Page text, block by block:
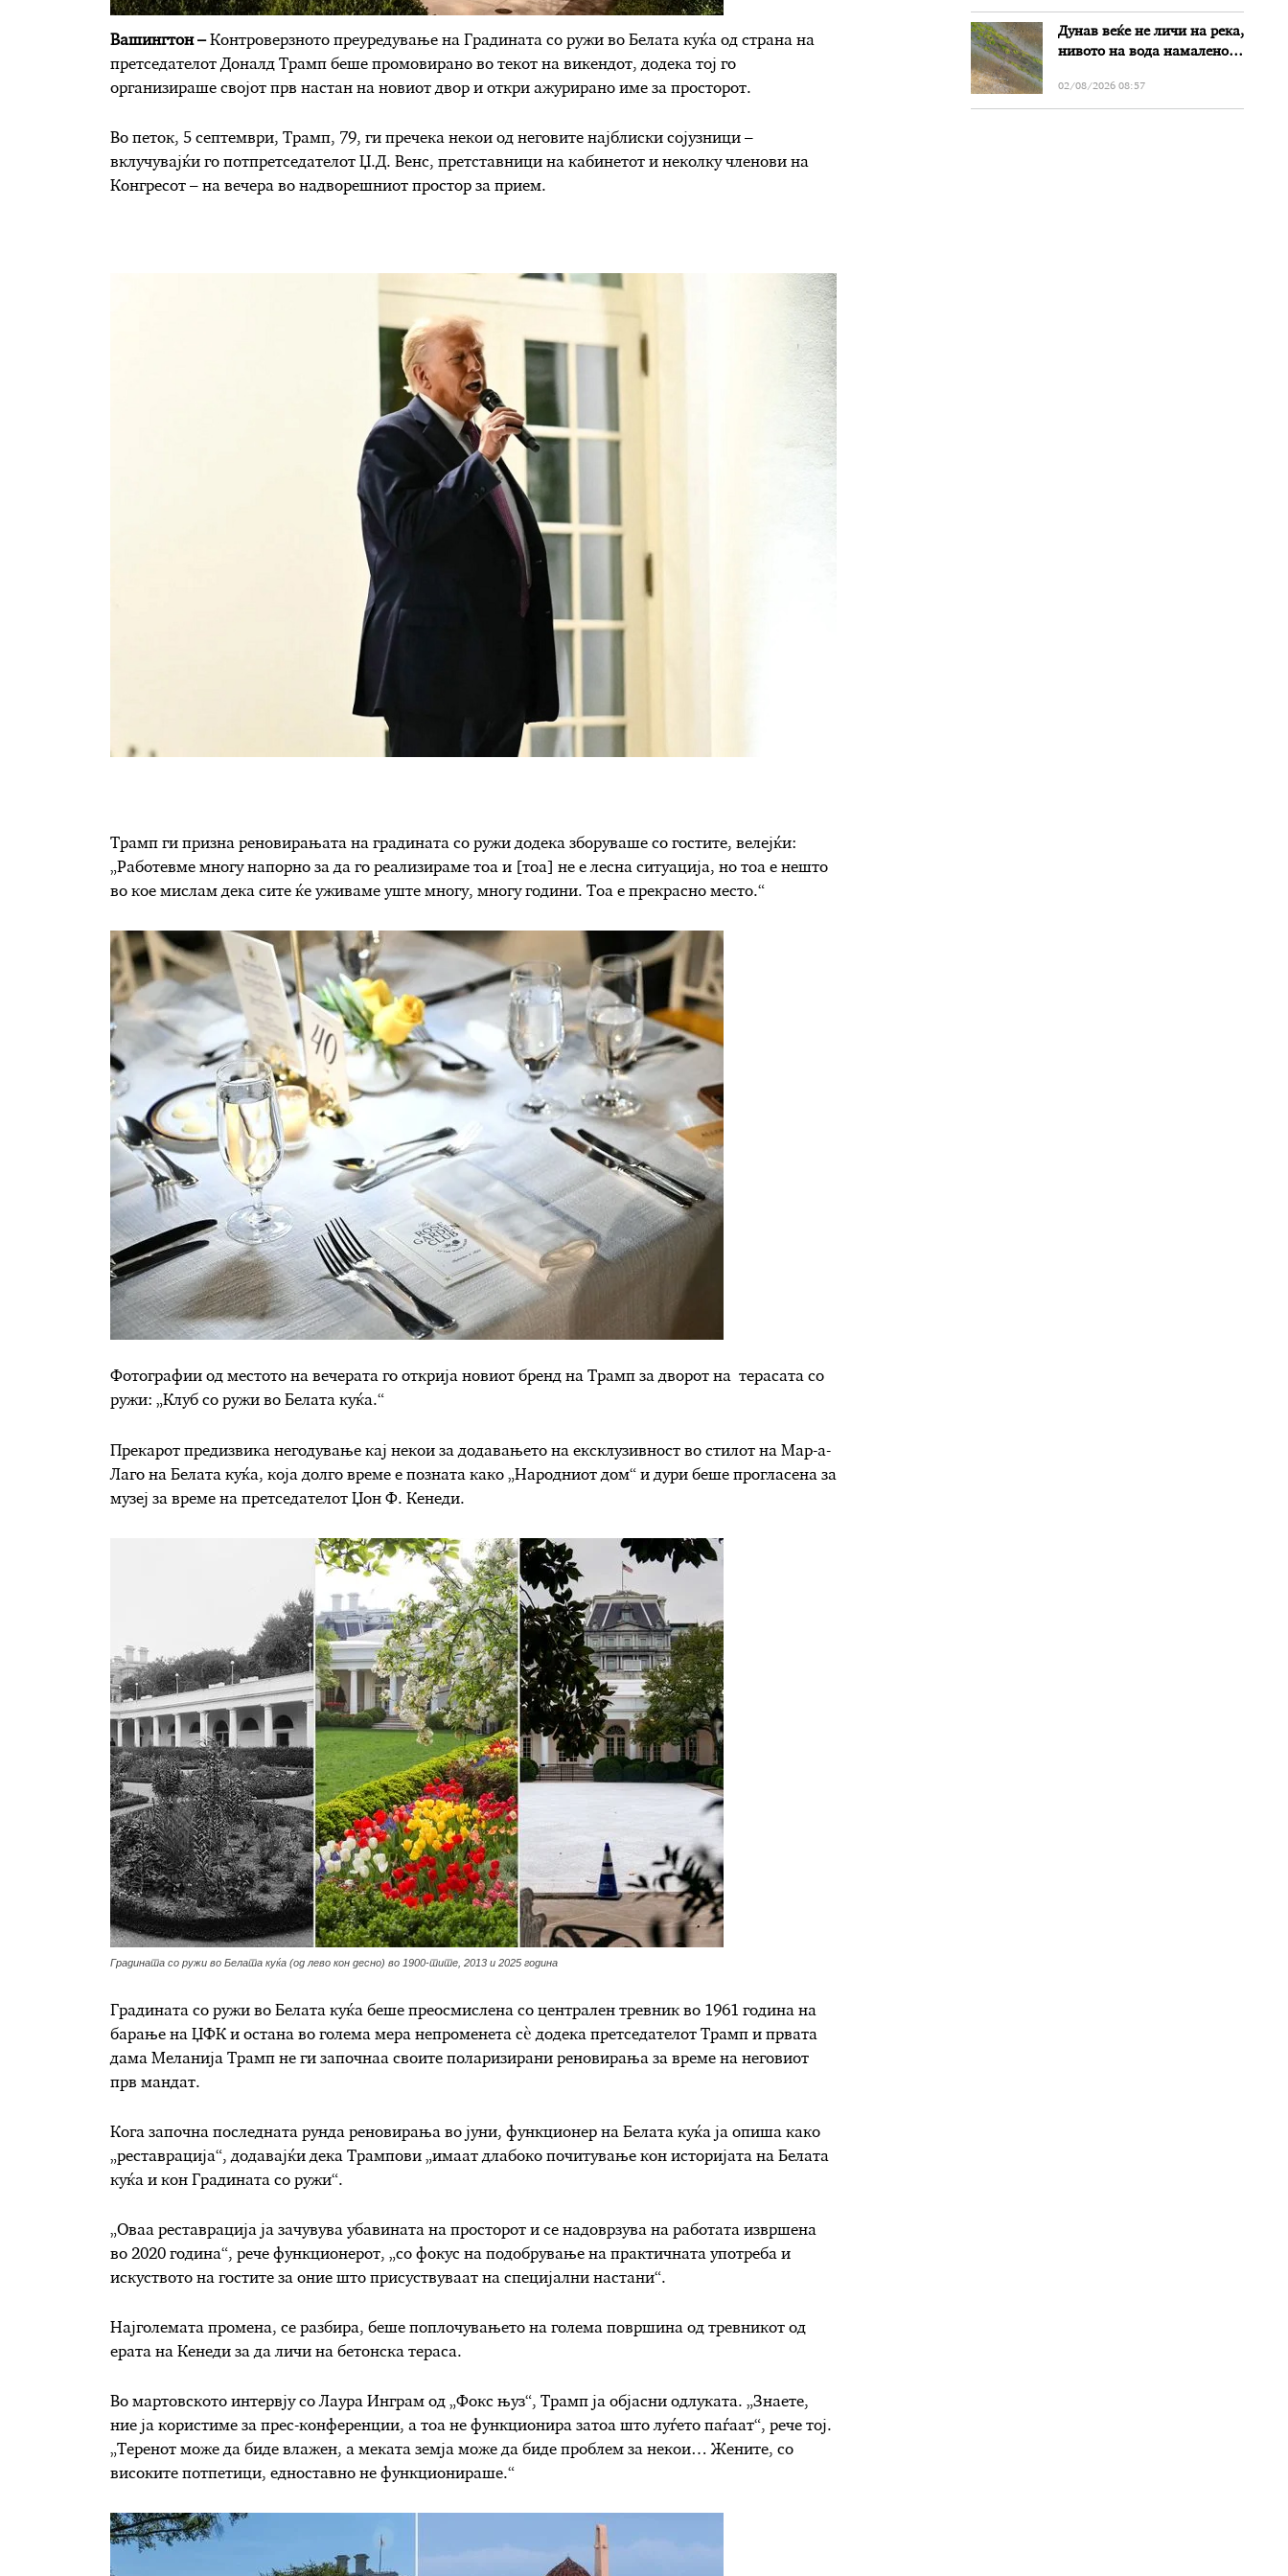
Вашингтон –Контроверзното преуредување на Градината со ружи во Белата куќа од страна на
претседателот Доналд Трамп беше промовирано во текот на викендот, додека тој го
организираше својот прв настан на новиот двор и откри ажурирано име за просторот.
Во петок, 5 септември, Трамп, 79, ги пречека некои од неговите најблиски сојузници –
вклучувајќи го потпретседателот Џ.Д. Венс, претставници на кабинетот и неколку членови на
Конгресот – на вечера во надворешниот простор за прием.
Трамп ги призна реновирањата на градината со ружи додека зборуваше со гостите, велејќи:
„Работевме многу напорно за да го реализираме тоа и [тоа] не е лесна ситуација, но тоа е нешто
во кое мислам дека сите ќе уживаме уште многу, многу години. Тоа е прекрасно место.“
Фотографии од местото на вечерата го открија новиот бренд на Трамп за дворот на терасата со
ружи: „Клуб со ружи во Белата куќа.“
Прекарот предизвика негодување кај некои за додавањето на ексклузивност во стилот на Мар-а-
Лаго на Белата куќа, која долго време е позната како „Народниот дом“ и дури беше прогласена за
музеј за време на претседателот Џон Ф. Кенеди.
Градината со ружи во Белата куќа (од лево кон десно) во 1900-тите, 2013 и 2025 година
Градината со ружи во Белата куќа беше преосмислена со централен тревник во 1961 година на
барање на ЏФК и остана во голема мера непроменета сè додека претседателот Трамп и првата
дама Меланија Трамп не ги започнаа своите поларизирани реновирања за време на неговиот
прв мандат.
Кога започна последната рунда реновирања во јуни, функционер на Белата куќа ја опиша како
„реставрација“, додавајќи дека Трампови „имаат длабоко почитување кон историјата на Белата
куќа и кон Градината со ружи“.
„Оваа реставрација ја зачувува убавината на просторот и се надоврзува на работата извршена
во 2020 година“, рече функционерот, „со фокус на подобрување на практичната употреба и
искуството на гостите за оние што присуствуваат на специјални настани“.
Најголемата промена, се разбира, беше поплочувањето на голема површина од тревникот од
ерата на Кенеди за да личи на бетонска тераса.
Во мартовското интервју со Лаура Инграм од „Фокс њуз“, Трамп ја објасни одлуката. „Знаете,
ние ја користиме за прес-конференции, а тоа не функционира затоа што луѓето паѓаат“, рече тој.
„Теренот може да биде влажен, а меката земја може да биде проблем за некои… Жените, со
високите потпетици, едноставно не функционираше.“
Дунав веќе не личи на река,
нивото на вода намалено
Бугарија
02/08/2026 08:57